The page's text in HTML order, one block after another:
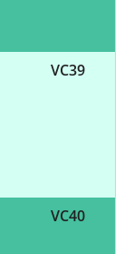
VC39
VC40